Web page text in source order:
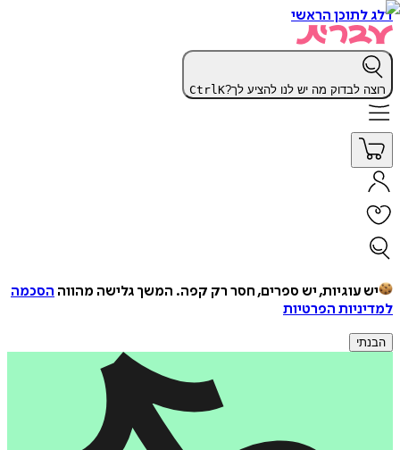
דלג לתוכן הראשי
רוצה לבדוק מה יש לנו להציע לך? CtrlK
יש עוגיות, יש ספרים, חסר רק קפה. המשך גלישה מהווה הסכמה
למדיניות הפרטיות
הבנתי